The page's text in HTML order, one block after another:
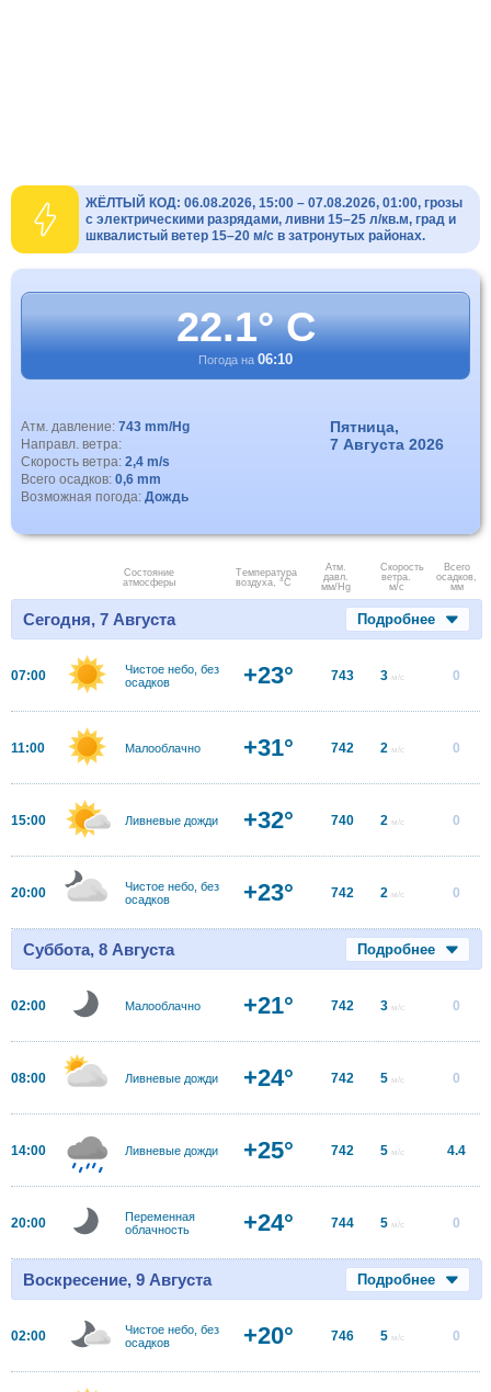
ЖЁЛТЫЙ КОД: 06.08.2026, 15:00 – 07.08.2026, 01:00, грозы
с электрическими разрядами, ливни 15–25 л/кв.м, град и
шквалистый ветер 15–20 м/с в затронутых районах.
22.1° C
Погода на 06:10
Атм. давление: 743 mm/Hg
Направл. ветра:
Скорость ветра: 2,4 m/s
Всего осадков: 0,6 mm
Возможная погода: Дождь
Пятница,
7 Августа 2026
Состояние
атмосферы
Температура
воздуха, °C
Атм.
давл.
мм/Hg
Скорость
ветра.
м/с
Всего
осадков,
мм
Сегодня, 7 Августа Подробнее
07:00
Чистое небо, без
осадков
+23° 743 3 м/с 0
11:00 Малооблачно +31° 742 2 м/с 0
15:00 Ливневые дожди +32° 740 2 м/с 0
20:00
Чистое небо, без
осадков
+23° 742 2 м/с 0
Суббота, 8 Августа Подробнее
02:00 Малооблачно +21° 742 3 м/с 0
08:00 Ливневые дожди +24° 742 5 м/с 0
14:00 Ливневые дожди +25° 742 5 м/с 4.4
20:00
Переменная
облачность
+24° 744 5 м/с 0
Воскресение, 9 Августа Подробнее
02:00
Чистое небо, без
осадков
+20° 746 5 м/с 0